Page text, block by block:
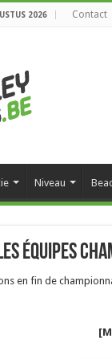
2026 Contact
Niveau
équipes
en fin de